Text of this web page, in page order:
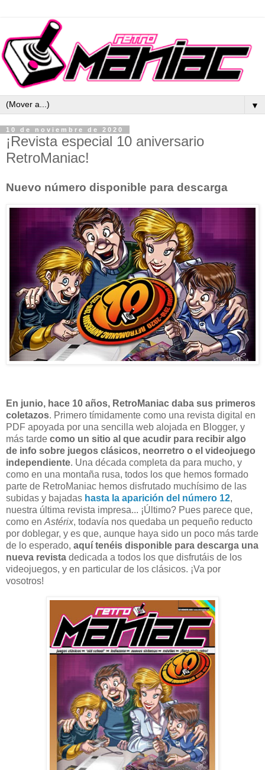
▼
10 de noviembre de 2020
¡Revista especial 10 aniversario
RetroManiac!
Nuevo número disponible para descarga
En junio, hace 10 años, RetroManiac daba sus primeros
coletazos. Primero tímidamente como una revista digital en
PDF apoyada por una sencilla web alojada en Blogger, y
más tarde como un sitio al que acudir para recibir algo
de info sobre juegos clásicos, neorretro o el videojuego
independiente. Una década completa da para mucho, y
como en una montaña rusa, todos los que hemos formado
parte de RetroManiac hemos disfrutado muchísimo de las
subidas y bajadas hasta la aparición del número 12,
nuestra última revista impresa... ¡Último? Pues parece que,
como en Astérix, todavía nos quedaba un pequeño reducto
por doblegar, y es que, aunque haya sido un poco más tarde
de lo esperado, aquí tenéis disponible para descarga una
nueva revista dedicada a todos los que disfrutáis de los
videojuegos, y en particular de los clásicos. ¡Va por
vosotros!